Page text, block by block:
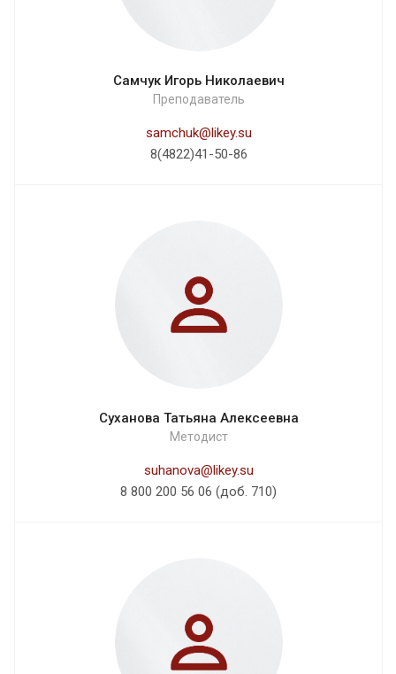
Самчук Игорь Николаевич
Преподаватель
samchuk@likey.su
8(4822)41-50-86
Суханова Татьяна Алексеевна
Методист
suhanova@likey.su
8 800 200 56 06 (доб. 710)